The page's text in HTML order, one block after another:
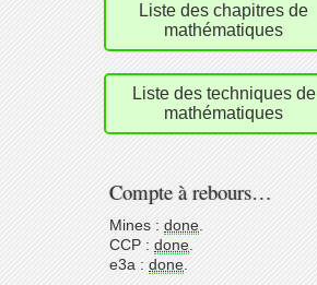
Liste des chapitres de
mathématiques
Liste des techniques de
mathématiques
Compte à rebours…
Mines : done
CCP : done
e3a : done